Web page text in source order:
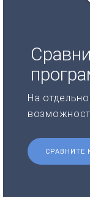
На
СРАВНИТЕ